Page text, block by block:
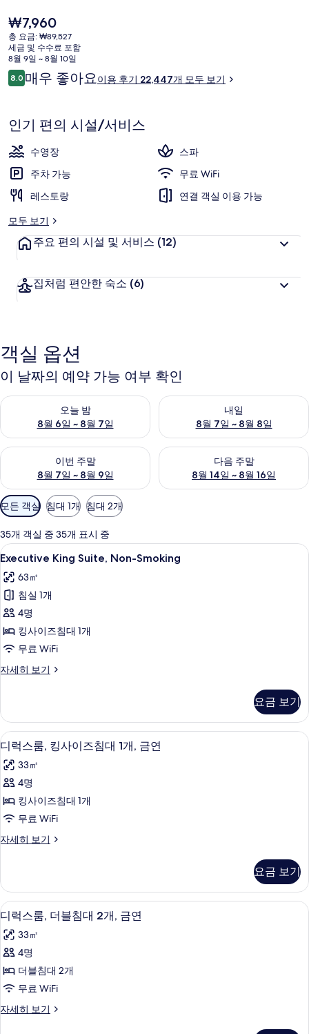
리
워
드
스
티
네
이
의
리
바/라운지, 24시간 운영 피트니스 센터, 스팀룸 등이 마련되어 있습니
다. 많은 분들이 이곳의 중심가 위치 및 현지 관광에 높은 평점을 주셨
습니다. Harrah’s & The LINQ 역에서 도보로 6분, Flamingo - Caesars
Palace 모노레일 역에서는 8분 거리에 있어 대중 교통편을 이용하기
편리합니다.
현
재
가
격
은
₩7,960
₩7,960
총 요금: ₩89,527
세금 및 수수료 포함
8월 9일 ~ 8월 10일
이
용
기
8.010점 만점 중 8.0점.
매우 좋아요이용 후기 22,447개 모두 보기
인기 편의 시설/서비스
수영장
스파
주차 가능
무료 WiFi
레스토랑
연결 객실 이용 가능
모두 보기
주요 편의 시설 및 서비스 (12)
집처럼 편안한 숙소 (6)
객실 옵션
이 날짜의 예약 가능 여부 확인
오늘 밤
8월 6일 ~ 8월 7일
오늘 밤 예약 가능 여부 확인, 8월 6일 ~ 8월 7일
내일
8월 7일 ~ 8월 8일
내일 예약 가능 여부 확인, 8월
이번 주말
8월 7일 ~ 8월 9일
이번 주말 예약 가능 여부 확인, 8월 7일 ~ 8월 9일
다음 주말
8월 14일 ~ 8월 16일
다음 주말 예약 가능 여부 확인,
객
실
에
사
용
가
능
한
터
모든 객실 침대 1개 침대 2개
35개 객실 중 35개 표시 중
Executive
King
Suite,
Non-
Smoking
사
진
모
기
오리/거위털 이불, 필로우탑 침대, 객실
7
Executive King Suite, Non-Smoking
63㎡
침실 1개
4명
킹사이즈침대 1개
무료 WiFi
자세히 보기
Executive
Smoking
자
세
히
보
기
요금 보기
디
럭
스
룸,
킹
이
침
대
1
개,
금
연
사
진
오리/거위털 이불, 필로우탑 침대, 객실
10
디럭스룸, 킹사이즈침대 1개, 금연
33㎡
4명
킹사이즈침대 1개
무료 WiFi
자세히 보기
디
킹
사
이
즈
침
대
개,
금
자
요금 보기
디
럭
스
룸,
더
침
오리/거위털 이불, 필로우탑 침대, 객실
6
디럭스룸, 더블침대 2개, 금연
33㎡
4명
더블침대 2개
무료 WiFi
자세히 보기
디